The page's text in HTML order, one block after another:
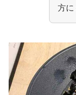
方に